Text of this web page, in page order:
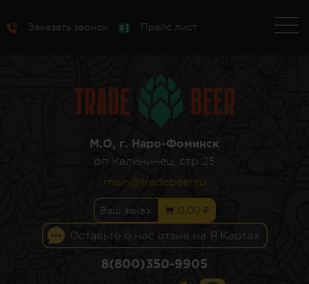
Заказать звонок Прайс лист
М.О, г. Наро-Фоминск
рп Калининец, стр 25
main@tradebeer.ru
Ваш заказ: 0,00 ₽
8(800)350-9905